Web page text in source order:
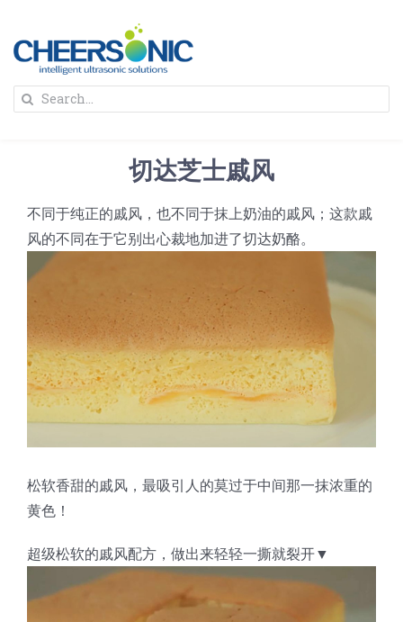
content
蛋糕切割机
圆蛋糕切割机
蛋糕切块机
蛋糕切片机
三角蛋糕切割机
奶酪切片
圆形奶酪切片
块状奶酪切片
条状奶酪切片
三明治/披萨/寿司切割
披萨切割机
三明治切割机
面团
常温面团切割
糕点/糖果
阿胶糕切片
超声波设备
公司新闻
关于我们
人才招聘
联系我们
Search
切达芝士戚风
不同于纯正的戚风，也不同于抹上奶油的戚风；这款戚
风的不同在于它别出心裁地加进了切达奶酪。
松软香甜的戚风，最吸引人的莫过于中间那一抹浓重的
黄色！
超级松软的戚风配方，做出来轻轻一撕就裂开▼